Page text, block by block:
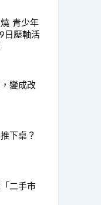
青少年
日壓軸活
變成改
下桌？
二手市